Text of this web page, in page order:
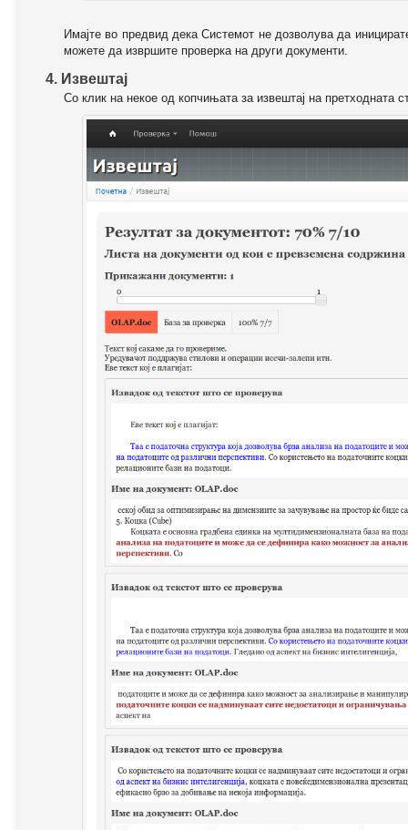
Имајте во предвид дека Системот не дозволува да
можете да извршите проверка на други документи.
4. Извештај
Со клик на некое од копчињата за извештај на претходната